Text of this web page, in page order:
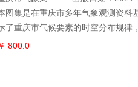
图集是在重庆市多年气象观测资料
了重庆市气候要素的时空分布规律
图、基本气候图、灾害性天气气候
800.0